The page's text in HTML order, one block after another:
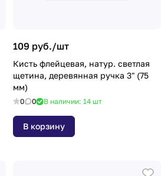
109 руб./шт
Кисть флейцевая, натур. cветлая
щетина, деревянная ручка 3" (75
мм)
0 0 В наличии: 14 шт
В корзину